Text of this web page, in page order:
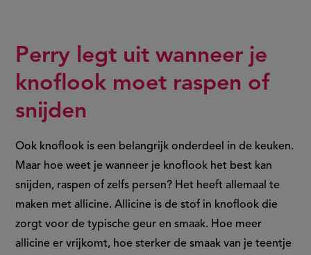
Perry legt uit wanneer je
knoflook moet raspen of
snijden
Ook knoflook is een belangrijk onderdeel in de keuken.
Maar hoe weet je wanneer je knoflook het best kan
snijden, raspen of zelfs persen? Het heeft allemaal te
maken met allicine. Allicine is de stof in knoflook die
zorgt voor de typische geur en smaak. Hoe meer
allicine er vrijkomt, hoe sterker de smaak van je teentje